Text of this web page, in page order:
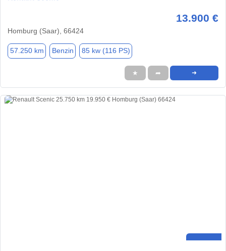
13.900 €
Homburg (Saar), 66424
57.250 km Benzin 85 kw (116 PS)
★ ➦ ➜